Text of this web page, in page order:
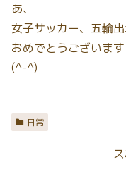
あ、
女子サッカー、五輪出
おめでとうございます
(^-^)
日常